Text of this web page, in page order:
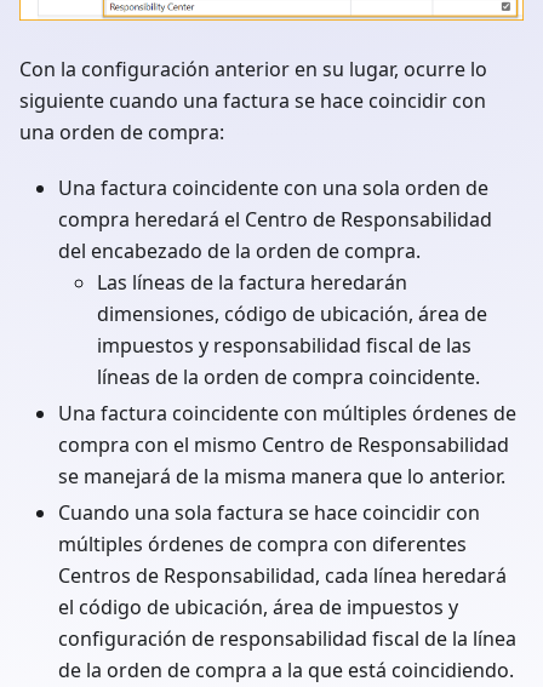
Con la configuración anterior en su lugar, ocurre lo
siguiente cuando una factura se hace coincidir con
una orden de compra:
Una factura coincidente con una sola orden de
compra heredará el Centro de Responsabilidad
del encabezado de la orden de compra.
Las líneas de la factura heredarán
dimensiones, código de ubicación, área de
impuestos y responsabilidad fiscal de las
líneas de la orden de compra coincidente.
Una factura coincidente con múltiples órdenes de
compra con el mismo Centro de Responsabilidad
se manejará de la misma manera que lo anterior.
Cuando una sola factura se hace coincidir con
múltiples órdenes de compra con diferentes
Centros de Responsabilidad, cada línea heredará
el código de ubicación, área de impuestos y
configuración de responsabilidad fiscal de la línea
de la orden de compra a la que está coincidiendo.